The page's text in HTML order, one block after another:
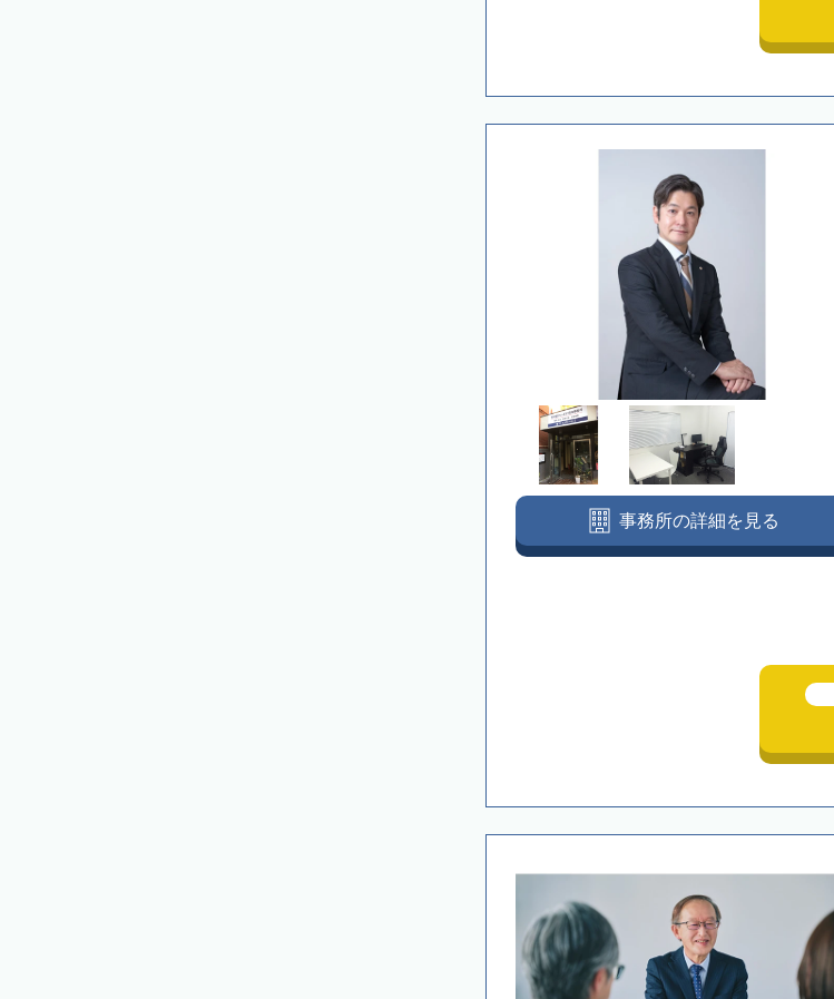
事務所の詳細を見る